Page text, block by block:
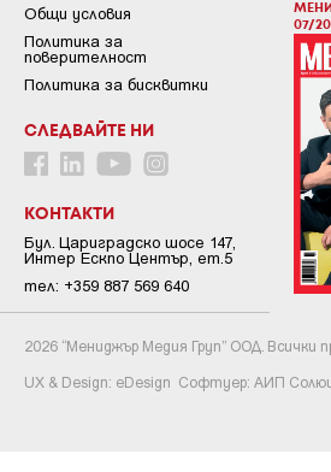
07/
Общи условия
Пoлитикa зa
пoвepитeлнocт
Политика за бисквитки
СЛЕДВАЙТЕ НИ
КОНТАКТИ
Бул. Цариградско шосе 147,
Интер Ескпо Център, ет.5
тел: +359 887 569 640
2026 “Мениджър Медия Груп” ООД. Всички
UX & Design: eDesign Софтуер: АИП